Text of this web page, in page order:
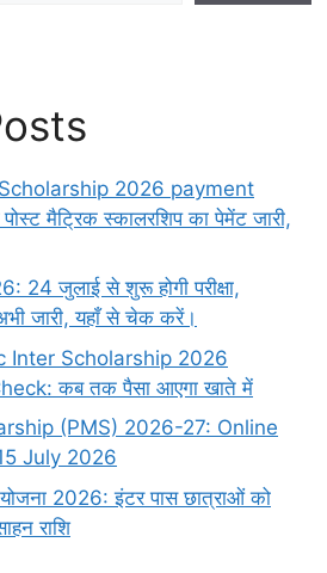
2026 payment
मैट्रिक स्कालरशिप का पेमेंट जारी,
24 जुलाई से शुरू होगी परीक्षा,
जारी, यहाँ से चेक करें।
Inter Scholarship 2026
कब तक पैसा आएगा खाते में
(PMS) 2026-27: Online
July 2026
2026: इंटर पास छात्राओं को
राशि